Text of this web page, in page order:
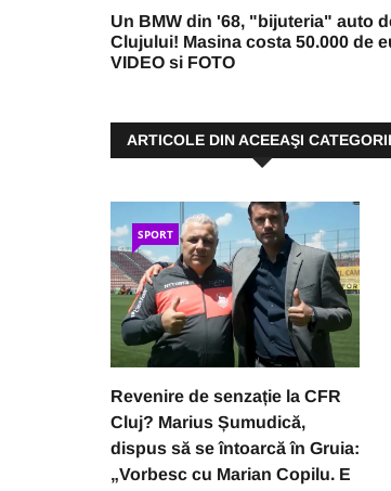
Un BMW din '68, "bijuteria" auto
Clujului! Masina costa 50.000 de
VIDEO si FOTO
ARTICOLE DIN ACEEAŞI
SPORT
Revenire de senzație la CFR
Cluj? Marius Șumudică,
dispus să se întoarcă în Gruia:
„Vorbesc cu Marian Copilu. E